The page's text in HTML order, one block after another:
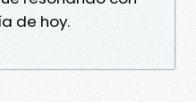
de hoy.